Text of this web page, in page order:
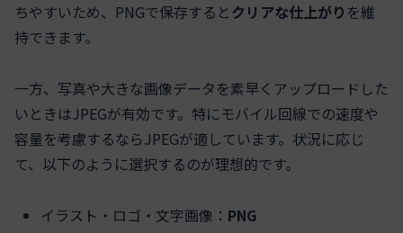
ちやすいため、PNGで保存するとクリアな仕上がり を維
持できます。
一方、写真や大きな画像データを素早くアップロードした
いときはJPEGが有効です。特にモバイル回線での速度や
容量を考慮するならJPEGが適しています。状況に応じ
て、以下のように選択するのが理想的です。
イラスト・ロゴ・文字画像： PNG